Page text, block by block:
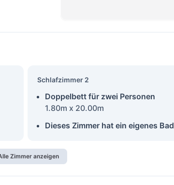
Schlafzimmer 2
Doppelbett für zwei Personen
1.80m x 20.00m
Dieses Zimmer hat ein eigenes Bad
Zimmer anzeigen